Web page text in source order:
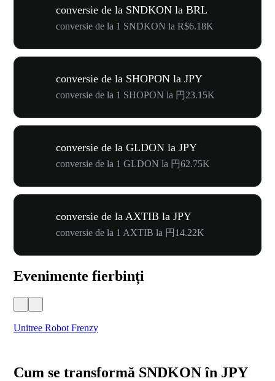
conversie de la SNDKON la BRL
conversie de la 1 SNDKON la R$6.18K
conversie de la SHOPON la JPY
conversie de la 1 SHOPON la 円23.15K
conversie de la GLDON la JPY
conversie de la 1 GLDON la 円62.75K
conversie de la AXTIB la JPY
conversie de la 1 AXTIB la 円14.22K
Evenimente fierbinți
Unitree Robot Frenzy
Cum se transformă SNDKON în JPY